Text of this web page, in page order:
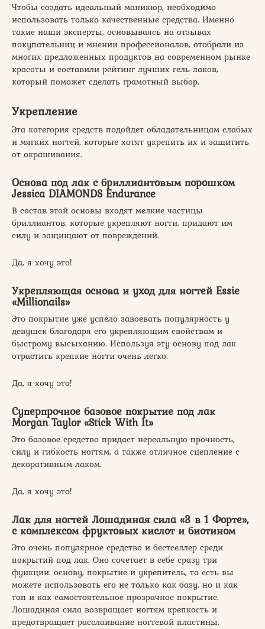
Чтобы создать идеальный маникюр, необходимо
использовать только качественные средства. Именно
такие наши эксперты, основываясь на отзывах
покупательниц и мнении профессионалов, отобрали из
многих предложенных продуктов на современном рынке
красоты и составили рейтинг лучших гель-лаков,
который поможет сделать грамотный выбор.
Укрепление
Эта категория средств подойдет обладательницам слабых
и мягких ногтей, которые хотят укрепить их и защитить
от окрашивания.
Основа под лак с бриллиантовым порошком
Jessica DIAMONDS Endurance
В состав этой основы входят мелкие частицы
бриллиантов, которые укрепляют ногти, придают им
силу и защищают от повреждений.
Да, я хочу это!
Укрепляющая основа и уход для ногтей Essie
«Millionails»
Это покрытие уже успело завоевать популярность у
девушек благодаря его укрепляющим свойствам и
быстрому высыханию. Используя эту основу под лак
отрастить крепкие ногти очень легко.
Да, я хочу это!
Суперпрочное базовое покрытие под лак
Morgan Taylor «Stick With It»
Это базовое средство придаст нереальную прочность,
силу и гибкость ногтям, а также отличное сцепление с
декоративным лаком.
Да, я хочу это!
Лак для ногтей Лошадиная сила «3 в 1 Форте»,
с комплексом фруктовых кислот и биотином
Это очень популярное средство и бестселлер среди
покрытий под лак. Оно сочетает в себе сразу три
функции: основу, покрытие и укрепитель, то есть вы
можете использовать его не только как базу, но и как
топ и как самостоятельное прозрачное покрытие.
Лошадиная сила возвращает ногтям крепкость и
предотвращает расслаивание ногтевой пластины.